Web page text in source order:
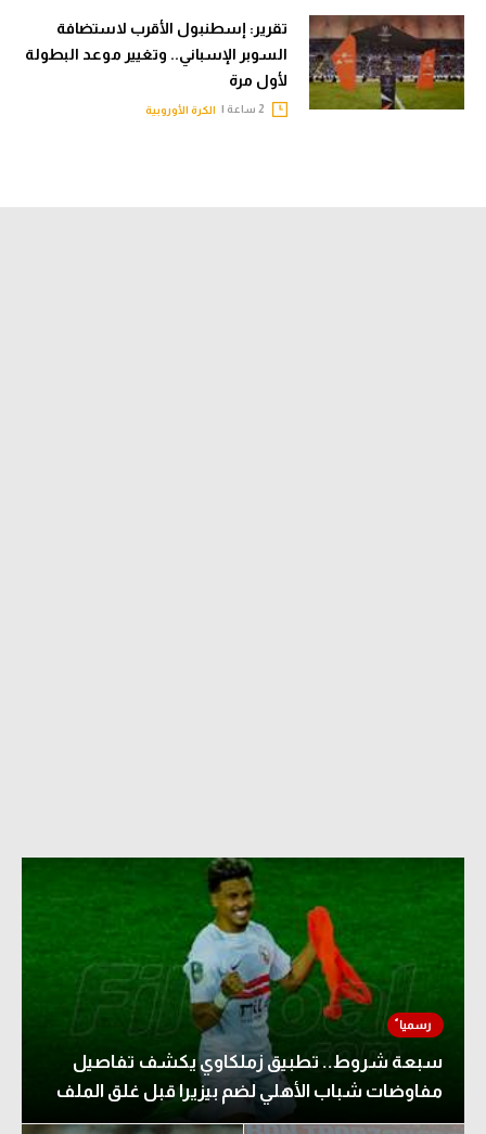
تقرير: إسطنبول الأقرب لاستضافة
السوبر الإسباني.. وتغيير موعد البطولة
لأول مرة
الكرة الأوروبية
سبعة شروط.. تطبيق زملكاوي يكشف تفاصيل
مفاوضات شباب الأهلي لضم بيزيرا قبل غلق الملف